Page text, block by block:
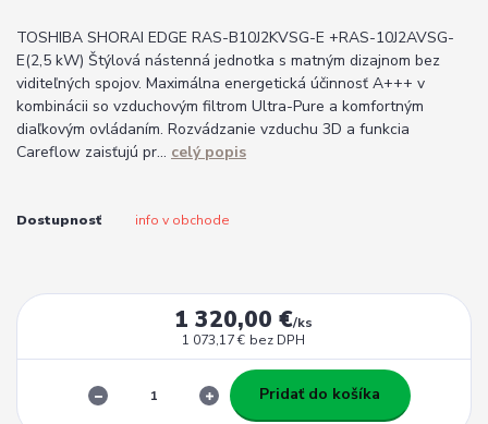
TOSHIBA SHORAI EDGE RAS-B10J2KVSG-E +RAS-10J2AVSG-
E(2,5 kW) Štýlová nástenná jednotka s matným dizajnom bez
viditeľných spojov. Maximálna energetická účinnosť A+++ v
kombinácii so vzduchovým filtrom Ultra-Pure a komfortným
diaľkovým ovládaním. Rozvádzanie vzduchu 3D a funkcia
Careflow zaisťujú pr... celý popis
Dostupnosť info v obchode
1 320,00 €/ks
1 073,17 € bez DPH
Pridať do košíka